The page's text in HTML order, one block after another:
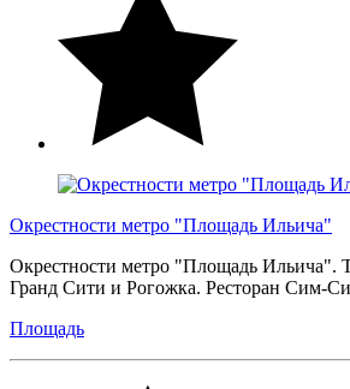
Окрестности метро "Площадь Ильича"
Окрестности метро "Площадь Ильича".
Гранд Сити и Рогожка. Ресторан Сим-
Площадь